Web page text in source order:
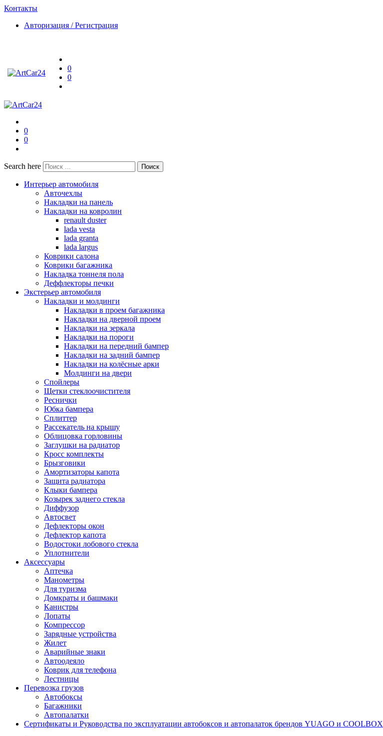
Контакты
Авторизация / Регистрация
0
0
0
0
Search here Поиск
Интерьер автомобиля
Авточехлы
Накладки на панель
Накладки на ковролин
renault duster
lada vesta
lada granta
lada largus
Коврики салона
Коврики багажника
Накладка тоннеля пола
Деффлекторы печки
Экстерьер автомобиля
Накладки и молдинги
Накладки в проем багажника
Накладки на дверной проем
Накладки на зеркала
Накладки на пороги
Накладки на передний бампер
Накладки на задний бампер
Накладки на колёсные арки
Молдинги на двери
Спойлеры
Щетки стеклоочистителя
Реснички
Юбка бампера
Сплиттер
Рассекатель на крышу
Облицовка горловины
Заглушки на радиатор
Кросс комплекты
Брызговики
Амортизаторы капота
Защита радиатора
Клыки бампера
Козырек заднего стекла
Диффузор
Автосвет
Дефлекторы окон
Дефлектор капота
Водостоки лобового стекла
Уплотнители
Аксессуары
Аптечка
Манометры
Для туризма
Домкраты и башмаки
Канистры
Лопаты
Компрессор
Зарядные устройства
Жилет
Аварийные знаки
Автоодеяло
Коврик для телефона
Лестницы
Перевозка грузов
Автобоксы
Багажники
Автопалатки
Сертификаты и Руководства по эксплуатации автобоксов и автопалаток брендов YUAGO и COOLBOX